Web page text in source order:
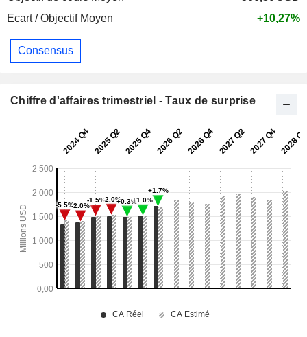
Ecart / Objectif Moyen
+10,27%
Consensus
Chiffre d'affaires trimestriel - Taux de surprise